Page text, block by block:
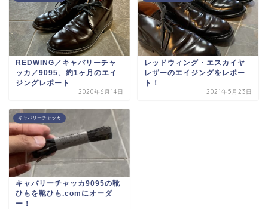
REDWING／キャバリーチャ
ッカ／9095、約1ヶ月のエイ
ジングレポート
2020年6月14日
レッドウィング・エスカイヤ
レザーのエイジングをレポー
ト！
2021年5月23日
キャバリーチャッカ
キャバリーチャッカ9095の靴
ひもを靴ひも.comにオーダ
ー！